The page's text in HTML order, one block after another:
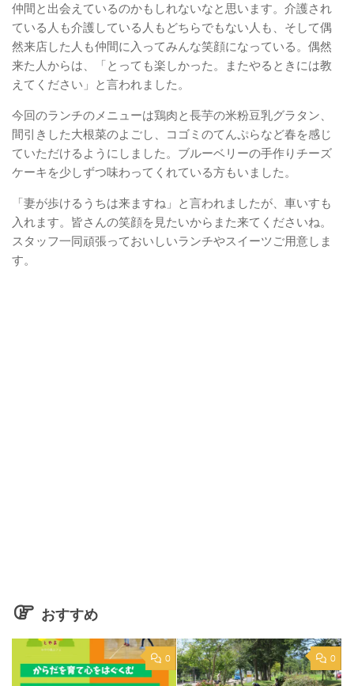
仲間と出会えているのかもしれないなと思います。介護され
ている人も介護している人もどちらでもない人も、そして偶
然来店した人も仲間に入ってみんな笑顔になっている。偶然
来た人からは、「とっても楽しかった。またやるときには教
えてください」と言われました。
今回のランチのメニューは鶏肉と長芋の米粉豆乳グラタン、
間引きした大根菜のよごし、コゴミのてんぷらなど春を感じ
ていただけるようにしました。ブルーベリーの手作りチーズ
ケーキを少しずつ味わってくれている方もいました。
「妻が歩けるうちは来ますね」と言われましたが、車いすも
入れます。皆さんの笑顔を見たいからまた来てくださいね。
スタッフ一同頑張っておいしいランチやスイーツご用意しま
す。
おすすめ
0 0